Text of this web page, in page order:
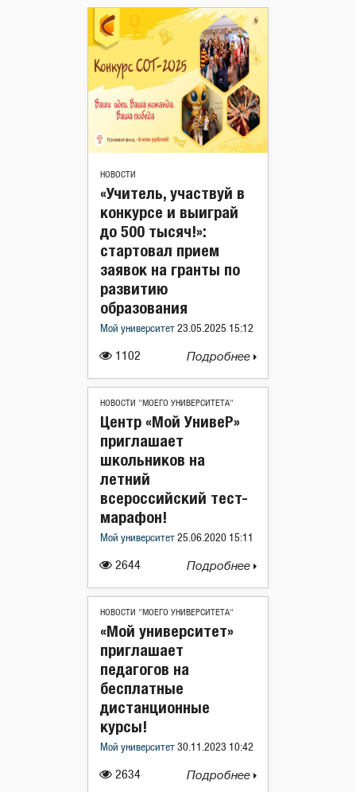
НОВОСТИ
1102
«Учитель, участвуй в
конкурсе и выиграй
до 500 тысяч!»:
стартовал прием
заявок на гранты по
развитию
образования
Мой университет 23.05.2025 15:12
Подробнее
НОВОСТИ "МОЕГО УНИВЕРСИТЕТА"
2644
Центр «Мой УнивеР»
приглашает
школьников на
летний
всероссийский тест-
марафон!
Мой университет 25.06.2020 15:11
Подробнее
НОВОСТИ "МОЕГО УНИВЕРСИТЕТА"
2634
«Мой университет»
приглашает
педагогов на
бесплатные
дистанционные
курсы!
Мой университет 30.11.2023 10:42
Подробнее